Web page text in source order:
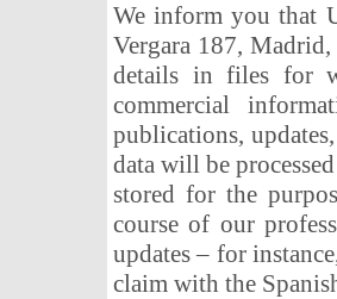
We inform you that
Vergara 187,
details in files for
commercial
publications,
data will be
stored for the
course of our
updates – for
claim with the